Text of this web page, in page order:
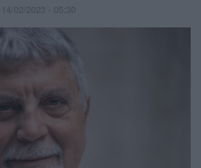
14/02/2023 - 05:30